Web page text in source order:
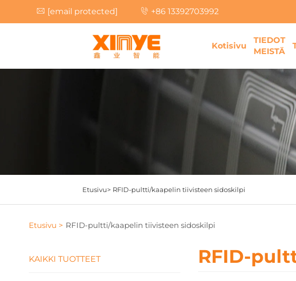
[email protected] +86 13392703992
Kotisivu
TIEDOT
MEISTÄ
Etusivu> RFID-pultti/kaapelin tiivisteen sidoskilpi
Etusivu > RFID-pultti/kaapelin tiivisteen sidoskilpi
KAIKKI TUOTTEET RFID-